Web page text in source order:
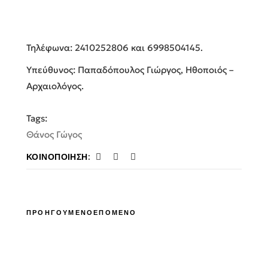
Τηλέφωνα: 2410252806 και 6998504145.
Υπεύθυνος: Παπαδόπουλος Γιώργος, Ηθοποιός –
Αρχαιολόγος.
Tags:
Θάνος Γώγος
ΚΟΙΝΟΠΟΊΗΣΗ:
ΠΡΟΗΓΟΥΜΕΝΟΕΠΟΜΕΝΟ